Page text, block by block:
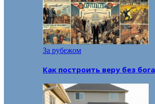
За рубежом
Как построить веру без